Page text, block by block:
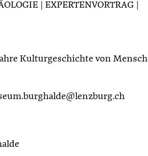
| EXPERTENVORTRAG |
Kulturgeschichte von Mensch